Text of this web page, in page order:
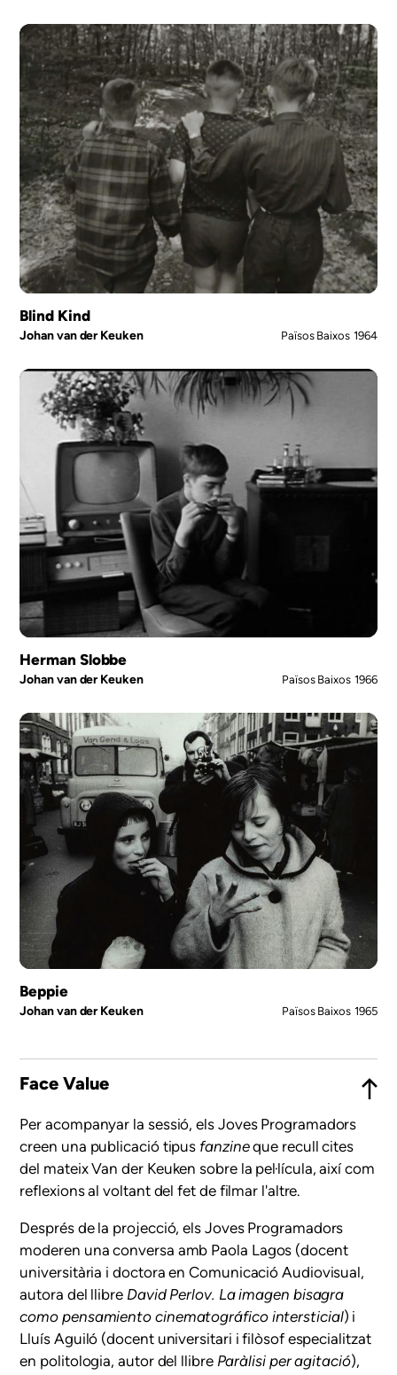
Blind Kind
Johan van der Keuken Països Baixos 1964
Herman Slobbe
Johan van der Keuken Països Baixos 1966
Beppie
Johan van der Keuken Països Baixos 1965
Face Value
Per acompanyar la sessió, els Joves Programadors
creen una publicació tipus fanzineque recull cites
del mateix Van der Keuken sobre la pel·lícula, així com
reflexions al voltant del fet de filmar l'altre.
Després de la projecció, els Joves Programadors
moderen una conversa amb Paola Lagos (docent
universitària i doctora en Comunicació Audiovisual,
autora del llibre David Perlov. La imagen bisagra
como pensamiento cinematográfico intersticial) i
Lluís Aguiló (docent universitari i filòsof especialitzat
en politologia, autor del llibre Paràlisi per agitació),